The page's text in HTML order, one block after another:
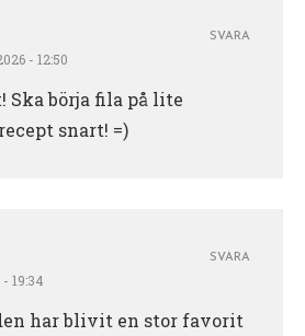
- 12:50
Ska börja fila på lite
snart! =)
SVARA
19:34
har blivit en stor favorit
SVARA